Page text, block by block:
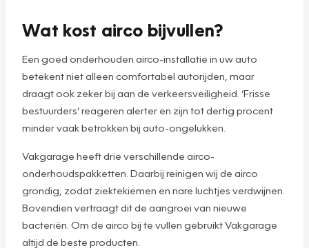
Wat kost airco bijvullen?
Een goed onderhouden airco-installatie in uw auto
betekent niet alleen comfortabel autorijden, maar
draagt ook zeker bij aan de verkeersveiligheid. ‘Frisse
bestuurders’ reageren alerter en zijn tot dertig procent
minder vaak betrokken bij auto-ongelukken.
Vakgarage heeft drie verschillende airco-
onderhoudspakketten. Daarbij reinigen wij de airco
grondig, zodat ziektekiemen en nare luchtjes verdwijnen.
Bovendien vertraagt dit de aangroei van nieuwe
bacteriën. Om de airco bij te vullen gebruikt Vakgarage
altijd de beste producten.